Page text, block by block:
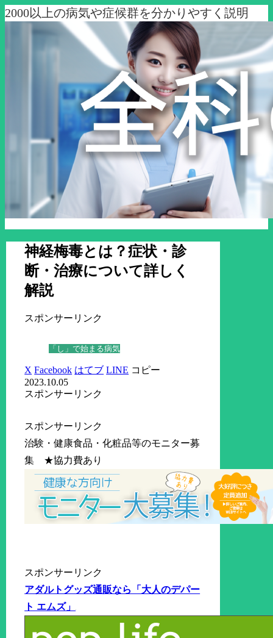
2000以上の病気や症候群を分かりやすく説明
神経梅毒とは？症状・診
断・治療について詳しく
解説
スポンサーリンク
「し」で始まる病気
X Facebook はてブ LINE コピー
2023.10.05
スポンサーリンク
スポンサーリンク
治験・健康食品・化粧品等のモニター募
集 ★協力費あり
スポンサーリンク
アダルトグッズ通販なら「大人のデパー
ト エムズ」